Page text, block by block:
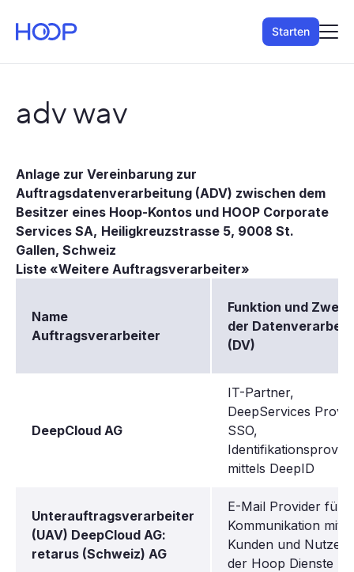
Starten
adv wav
Anlage zur Vereinbarung zur
Auftragsdatenverarbeitung (ADV) zwischen dem
Besitzer eines Hoop-Kontos und HOOP Corporate
Services SA, Heiligkreuzstrasse 5, 9008 St.
Gallen, Schweiz
Liste «Weitere Auftragsverarbeiter»
Name
Auftragsverarbeiter
Funktion und Zweck
der
(DV)
DeepCloud AG
IT-Partner,
DeepServices
SSO,
mittels DeepID
Unterauftragsverarbeiter
(UAV) DeepCloud AG:
retarus (Schweiz) AG
E-Mail Provider für
Kommunikation mit
Kunden und Nutzern
der Hoop Dienste